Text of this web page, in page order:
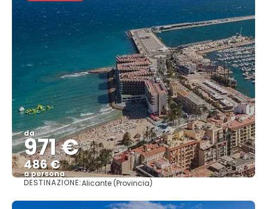
da
971 €
486 €
a persona
Vedere
DESTINAZIONE:Alicante (Provincia)